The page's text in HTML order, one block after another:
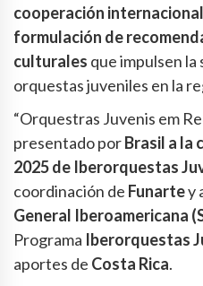
cooperación internacional
formulación de
culturales que impulsen la
orquestas juveniles en la
“Orquestras Juvenis em
presentado porBrasil a la
2025 de Iberorquestas
coordinación de Funartey
General Iberoamericana
Programa Iberorquestas
aportes de Costa Rica.